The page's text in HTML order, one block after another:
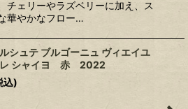
チェリーやラズベリーに加え、ス
華やかなフロー…
シュテ ブルゴーニュ ヴィエイユ
レ シャイヨ 赤 2022
込)